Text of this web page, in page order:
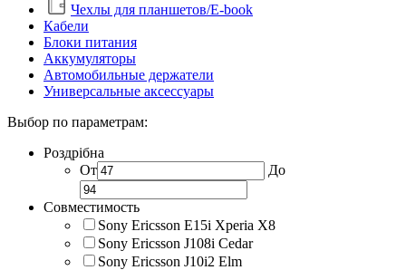
Чехлы для планшетов/E-book
Кабели
Блоки питания
Аккумуляторы
Автомобильные держатели
Универсальные аксессуары
Выбор по параметрам:
Роздрібна
От
До
Совместимость
Sony Ericsson E15i Xperia X8
Sony Ericsson J108i Cedar
Sony Ericsson J10i2 Elm